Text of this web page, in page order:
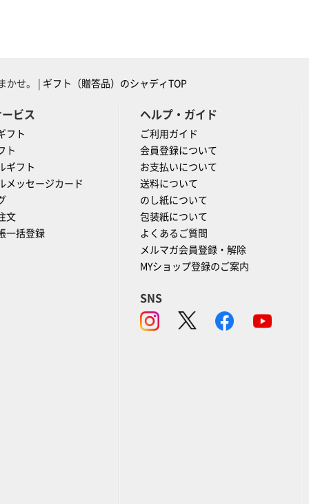
かせ。 | ギフト（贈答品）のシャディTOP
ビス
フト
ト
ギフト
メッセージカード
文
一括登録
ヘルプ・ガイド
ご利用ガイド
会員登録について
お支払いについて
送料について
のし紙について
包装紙について
よくあるご質問
メルマガ会員登録・解除
MYショップ登録のご案内
SNS